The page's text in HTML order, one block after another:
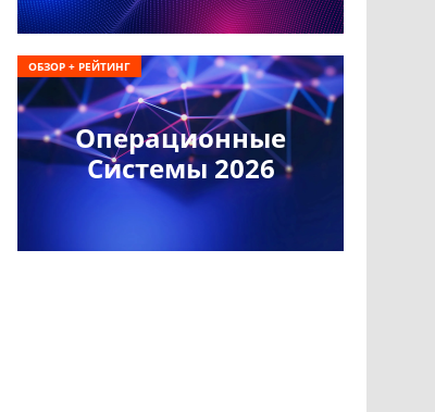
Операционные
Системы 2026
ОБЗОР + РЕЙТИНГ